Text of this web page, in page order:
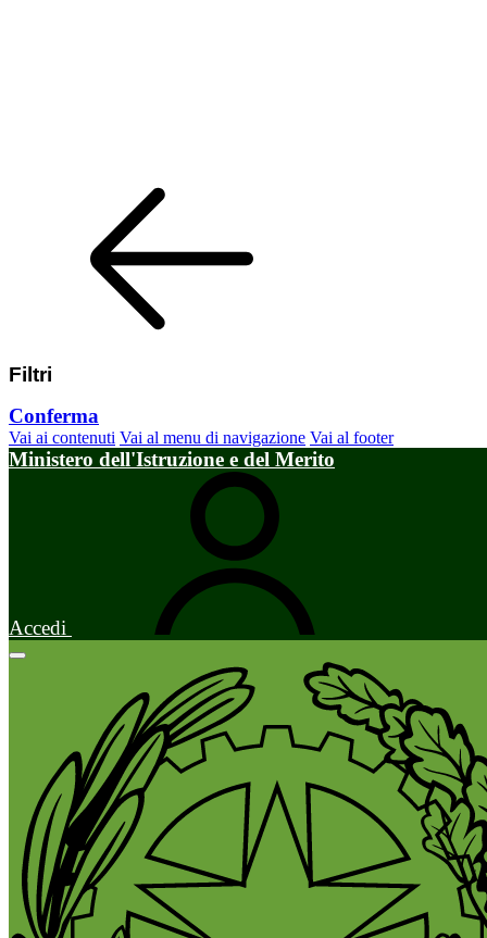
Filtri
Conferma
Vai ai contenuti Vai al menu di navigazione Vai al footer
Ministero dell'Istruzione e del Merito
Accedi